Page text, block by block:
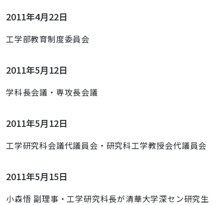
2011年4月22日
工学部教育制度委員会
2011年5月12日
学科長会議・専攻長会議
2011年5月12日
工学研究科会議代議員会・研究科工学教授会代議員会
2011年5月15日
小森悟 副理事・工学研究科長が清華大学深セン研究生